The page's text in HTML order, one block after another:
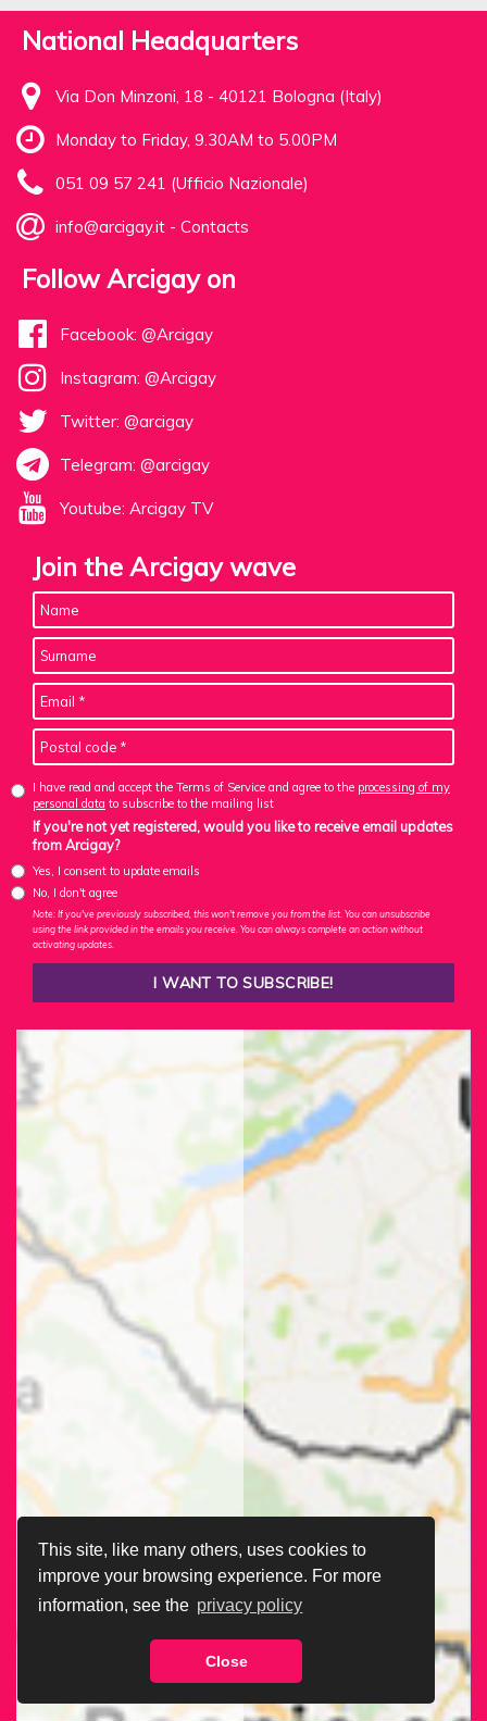
This site, like many others, uses cookies to
improve your browsing experience. For more
information, see the privacy policy
Close
National Headquarters
Via Don Minzoni, 18 - 40121 Bologna (Italy)
Monday to Friday, 9.30AM to 5.00PM
051 09 57 241 (Ufficio Nazionale)
info@arcigay.it - Contacts
Follow Arcigay on
Facebook: @Arcigay
Instagram: @Arcigay
Twitter: @arcigay
Telegram: @arcigay
Youtube: Arcigay TV
Join the Arcigay wave
I have read and accept the Terms of Service and agree to the processing of my
personal data to subscribe to the mailing list
If you're not yet registered, would you like to receive email updates
from Arcigay?
Yes, I consent to update emails
No, I don't agree
Note: If you've previously subscribed, this won't remove you from the list. You can unsubscribe
using the link provided in the emails you receive. You can always complete an action without
activating updates.